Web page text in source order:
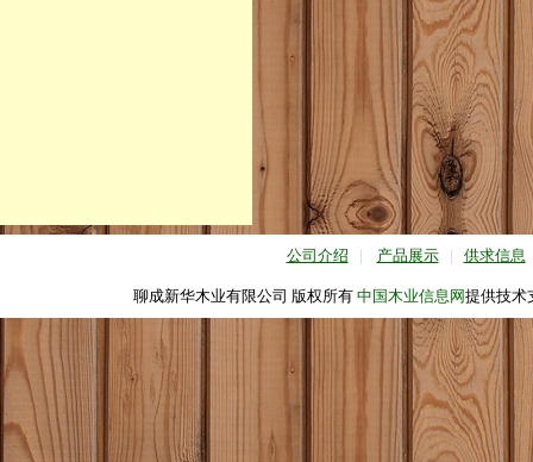
公司介绍 | 产品展示 | 供求信息
聊成新华木业有限公司 版权所有 中国木业信息网提供技术